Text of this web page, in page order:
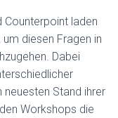
Counterpoint laden
diesen Fragen in
Dabei
neuesten Stand ihrer
Workshops die